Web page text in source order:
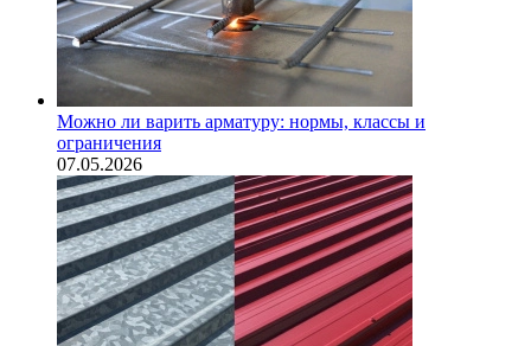
Можно ли варить арматуру: нормы, классы и
ограничения
07.05.2026